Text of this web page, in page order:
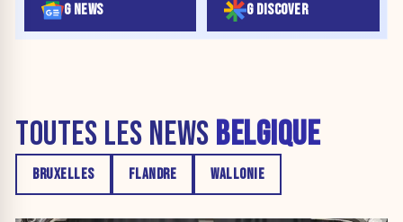
G NEWS G DISCOVER
TOUTES LES NEWS BELGIQUE
BRUXELLES FLANDRE WALLONIE